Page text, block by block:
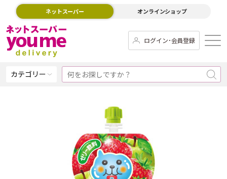
ネットスーパー オンラインショップ
ログイン･会員登録
カテゴリー